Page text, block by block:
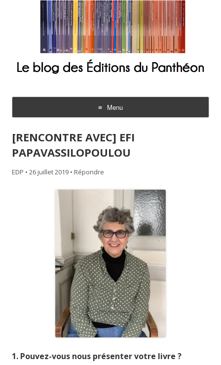
Menu
Aller
contenu
[RENCONTRE AVEC] EFI
PAPAVASSILOPOULOU
EDP • 26 juillet 2019 • Répondre
1. Pouvez-vous nous présenter votre livre ?